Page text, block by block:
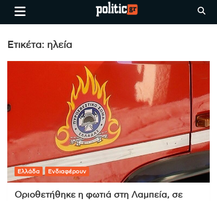
Skip
Ειδήσεις απο τη
Θεσσαλονίκη, την Ελλάδα και
όλο τον Κόσμο
politic.gr
Ετικέτα: ηλεία
Ελλάδα Ενδιαφέρουν
Οριοθετήθηκε η φωτιά στη Λαμπεία, σε